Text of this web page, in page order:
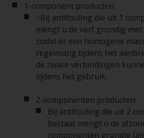
1-component producten:
>Bij antifouling die uit 1
mengt u de verf grondig
zodat er een homogene
regelmatig tijdens het
de zware verbindingen
tijdens het gebruik.
2-componenten producten:
Bij antifouling die uit 2
bestaat mengt u de
componenten grondig